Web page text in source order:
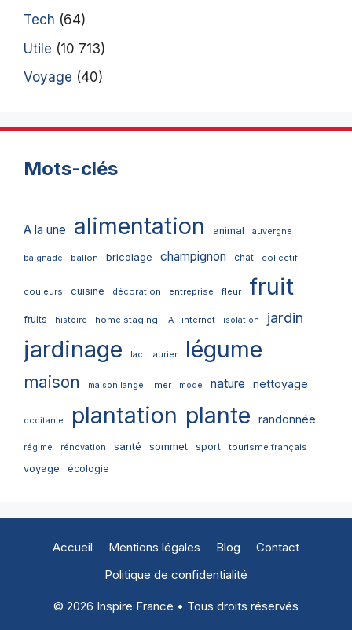
Tech (64)
Utile (10 713)
Voyage (40)
Mots-clés
A la une alimentation animal auvergne
baignade ballon bricolage champignon chat collectif
couleurs cuisine décoration entreprise fleur fruit
fruits histoire home staging IA internet isolation jardin
jardinage lac laurier légume
maison maison langel mer mode nature nettoyage
occitanie plantation plante randonnée
régime rénovation santé sommet sport tourisme français
voyage écologie
Accueil Mentions légales Blog
Contact
Politique de confidentialité
© 2026 Inspire France • Tous droits réservés